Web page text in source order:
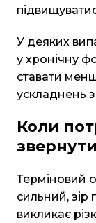
У деяких
у хронічну
ставати
ускладнень
Коли
Терміновий
сильний, зір
викликає